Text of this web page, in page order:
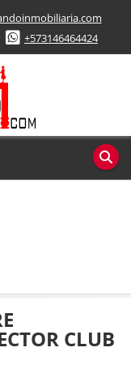
+573146464424
CLUB